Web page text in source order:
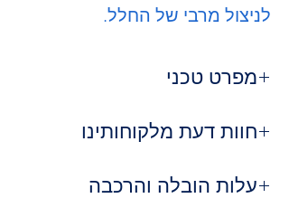
לניצול מרבי של החלל.
מפרט טכני
חומר: עץ מלא איכותי ועמיד
אפשרויות:עם או בלי ארגז מצעים
חוות דעת מלקוחותינו
"השם באמת אומר הכל – שין-שן! נוחה,
עלות הובלה והרכבה